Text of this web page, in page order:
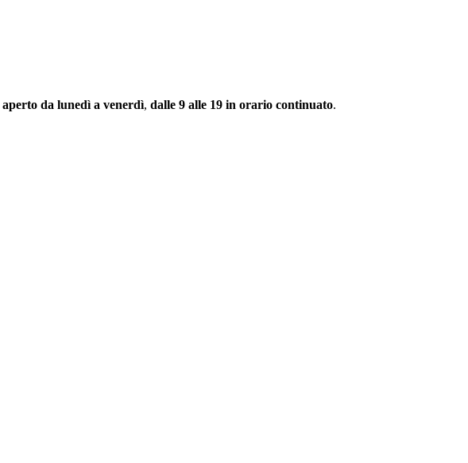
aperto da lunedì a venerdì, dalle 9 alle 19 in orario continuato.